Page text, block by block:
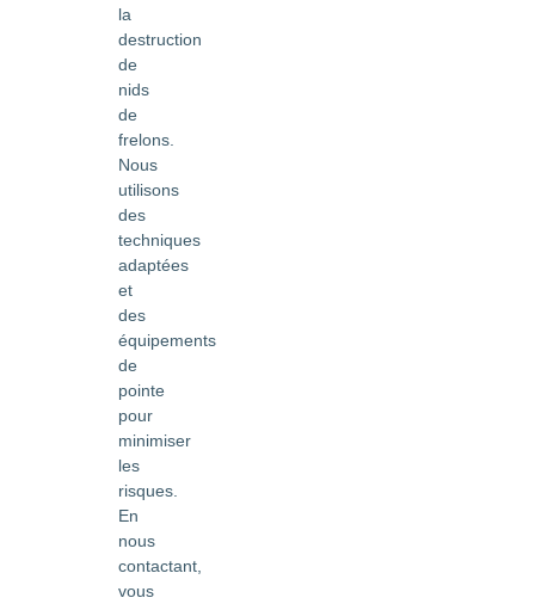
la
destruction
de
nids
de
frelons.
Nous
utilisons
des
techniques
adaptées
et
des
équipements
de
pointe
pour
minimiser
les
risques.
En
nous
contactant,
vous